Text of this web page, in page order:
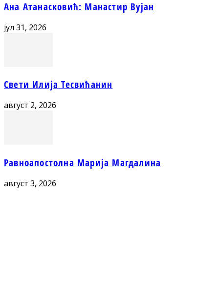
Ана Атанасковић: Манастир Вујан
јул 31, 2026
Свети Илија Тесвићанин
август 2, 2026
Равноапостолна Марија Магдалина
август 3, 2026